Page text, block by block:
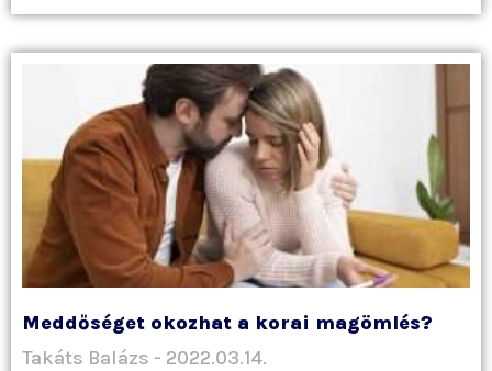
Meddőséget okozhat a korai magömlés?
Takáts Balázs
2022.03.14.